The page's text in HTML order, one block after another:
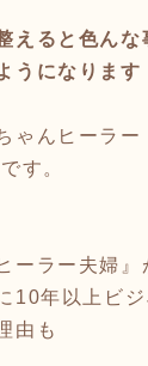
えると色んな
うになります
ゃんヒーラー
す。
ーラー夫婦』
10年以上ビジ
由も